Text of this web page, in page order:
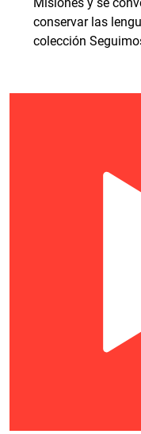
conservar las
colección